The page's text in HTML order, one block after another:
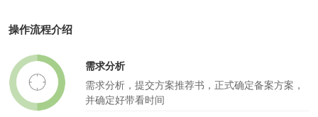
操作流程介绍
需求分析
需求分析，提交方案推荐书，正式确定备案方案，
并确定好带看时间